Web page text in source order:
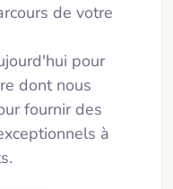
de votre
pour
dont nous
fournir des
à